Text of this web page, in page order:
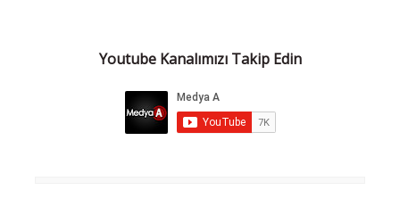
Youtube Kanalımızı Takip Edin